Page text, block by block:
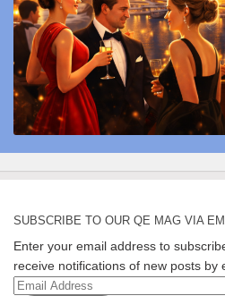
SUBSCRIBE TO OUR QE MAG VIA
Enter your email address to
receive notifications of new posts by
Email